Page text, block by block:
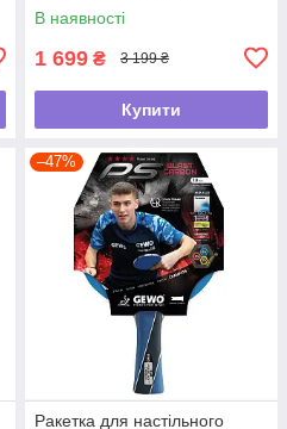
В наявності
1 699 ₴ 3 199 ₴
Купити
–47%
Ракетка для настільного